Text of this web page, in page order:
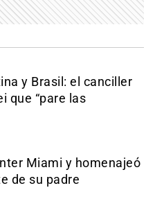
y Brasil: el canciller
que “pare las
Miami y homenajeó
de su padre